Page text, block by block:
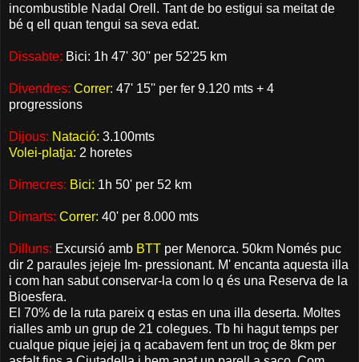
incombustible Nadal Orell. Tant de bo estigui sa meitat de
bé q ell quan tengui sa seva edat.
Dissabte: Bici: 1h 47' 30'' per 52'25 km
Divendres: Correr: 47' 15'' per fer 9.120 mts + 4
progressions
Dijous: Natació: 3.100mts
Volei-platja: 2 horetes
Dimecres: Bici: 1h 50' per 52 km
Dimarts: Correr: 40' per 8.000 mts
Dilluns: Excursió amb BTT per Menorca. 50km Només puc
dir 2 paraules jejeje Im- pressionant. M' encanta aquesta illa
i com han sabut conservar-la com lo q és una Reserva de la
Bioesfera.
El 70% de la ruta pareix q estas en una illa deserta. Moltes
rialles amb un grup de 21 colegues. Tb hi hagut temps per
cualque pique jejej ja q acabavem fent un troç de 8km per